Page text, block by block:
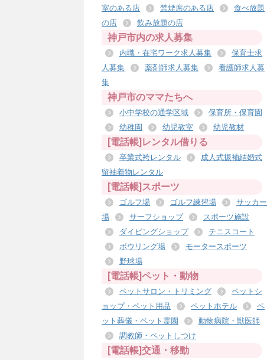
室のある店
禁煙席のある店
食べ放題
の店
飲み放題の店
神戸市内の求人募集
内職・在宅ワーク求人募集
保育士求
人募集
薬剤師求人募集
看護師求人募
集
神戸市のママたちへ
小中学校の通学区域
保育所・保育園
幼稚園
幼児教室 幼児教材
[電話帳]レンタル借りる
卒業式袴レンタル
成人式振袖結婚式
留袖着物レンタル
[電話帳]スポーツ
ゴルフ場 ゴルフ練習場
サッカー
場
サーフショップ
スポーツ施設
ダイビングショップ
テニスコート
ボウリング場
モータースポーツ
野球場
[電話帳]ペット・動物
ペットサロン・トリミング
ペットシ
ョップ・ペット用品
ペットホテル
ペ
ット葬儀・ペット霊園
動物病院・獣医師
調教師・ペットしつけ
[電話帳]交通・移動